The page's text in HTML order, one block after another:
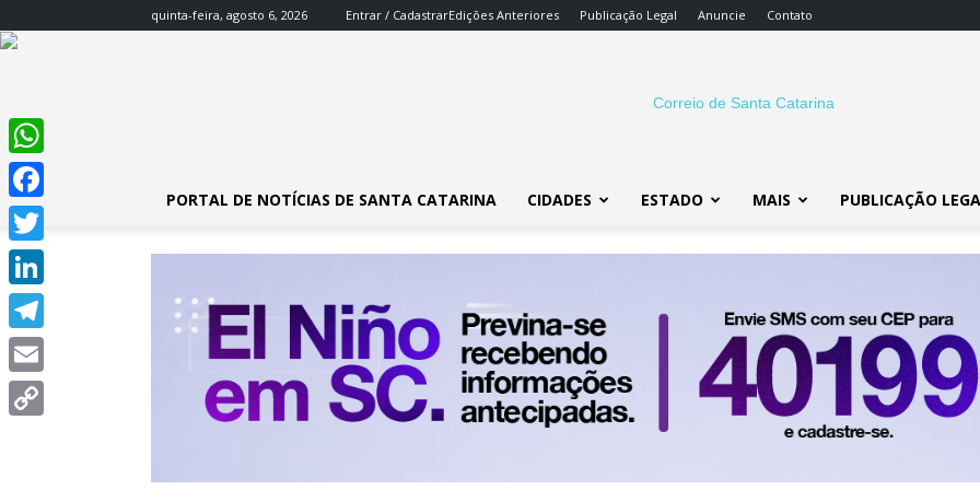
quinta-feira, agosto 6, 2026 Entrar / CadastrarEdições Anteriores Publicação Legal Anuncie Contato
SC
PORTAL DE NOTÍCIAS DE SANTA CATARINA CIDADES ESTADO MAIS PUBLICAÇÃO
WhatsApp
Facebook
Twitter
LinkedIn
Telegram
Email